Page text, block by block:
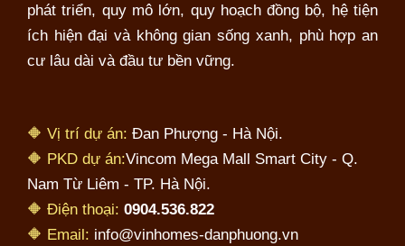
phát triển, quy mô lớn, quy hoạch đồng bộ, hệ tiện
ích hiện đại và không gian sống xanh, phù hợp an
cư lâu dài và đầu tư bền vững.
🔶 Vị trí dự án: Đan Phượng - Hà Nội.
🔶 PKD dự án:Vincom Mega Mall Smart City - Q.
Nam Từ Liêm - TP. Hà Nội.
🔶 Điện thoại: 0904.536.822
🔶 Email: info@vinhomes-danphuong.vn